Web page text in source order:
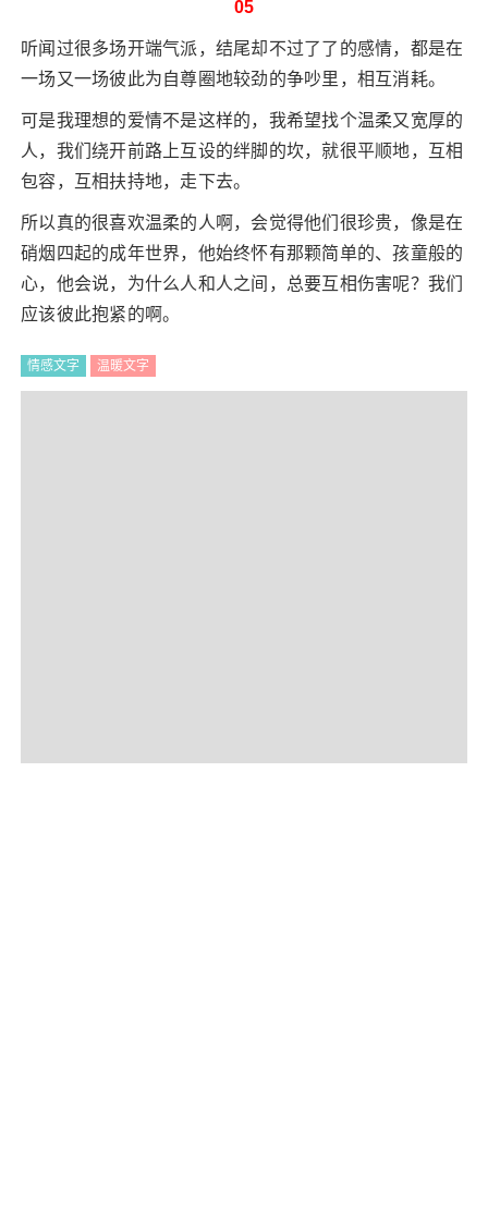
05
听闻过很多场开端气派，结尾却不过了了的感情，都是在
一场又一场彼此为自尊圈地较劲的争吵里，相互消耗。
可是我理想的爱情不是这样的，我希望找个温柔又宽厚的
人，我们绕开前路上互设的绊脚的坎，就很平顺地，互相
包容，互相扶持地，走下去。
所以真的很喜欢温柔的人啊，会觉得他们很珍贵，像是在
硝烟四起的成年世界，他始终怀有那颗简单的、孩童般的
心，他会说，为什么人和人之间，总要互相伤害呢？我们
应该彼此抱紧的啊。
情感文字 温暖文字